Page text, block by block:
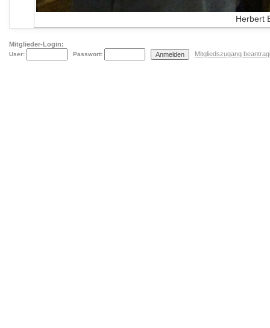
Herbert
Mitglieder-Login:
User: Passwort: Mitgliedszugang